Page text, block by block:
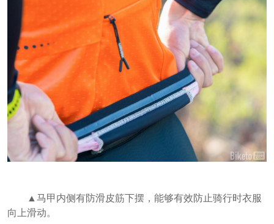
▲马甲内侧有防滑皮筋下摆，能够有效防止骑行时衣服
向上滑动。